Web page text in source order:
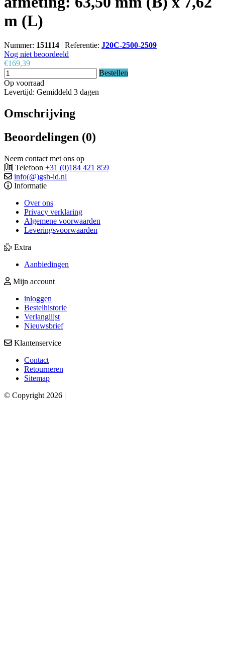
m (L)
Nummer: 151114 | Referentie: J20C-2500-2509
Nog niet beoordeeld
€169,39
Bestellen
Op voorraad
Levertijd: Gemiddeld 3 dagen
Omschrijving
Beoordelingen (0)
Neem contact met ons op
Telefoon +31 (0)184 421 859
info(@)gsh-id.nl
Informatie
Over ons
Privacy verklaring
Algemene voorwaarden
Leveringsvoorwaarden
Extra
Aanbiedingen
Mijn account
inloggen
Bestelhistorie
Verlanglijst
Nieuwsbrief
Klantenservice
Contact
Retourneren
Sitemap
© Copyright 2026 |